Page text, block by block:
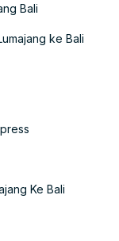
Bali
ke Bali
Ke Bali